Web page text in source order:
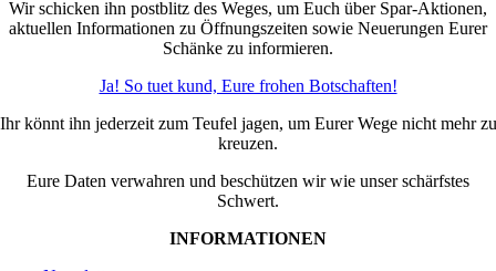
Wir schicken ihn postblitz des Weges, um Euch über Spar-Aktionen,
aktuellen Informationen zu Öffnungszeiten sowie Neuerungen Eurer
Schänke zu informieren.
Ja! So tuet kund, Eure frohen Botschaften!
Ihr könnt ihn jederzeit zum Teufel jagen, um Eurer Wege nicht mehr zu
kreuzen.
Eure Daten verwahren und beschützen wir wie unser schärfstes
Schwert.
INFORMATIONEN